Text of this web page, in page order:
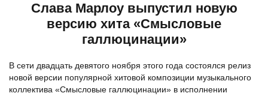
Слава Марлоу выпустил новую
версию хита «Смысловые
галлюцинации»
В сети двадцать девятого ноября этого года состоялся релиз
новой версии популярной хитовой композиции музыкального
коллектива «Смысловые галлюцинации» в исполнении